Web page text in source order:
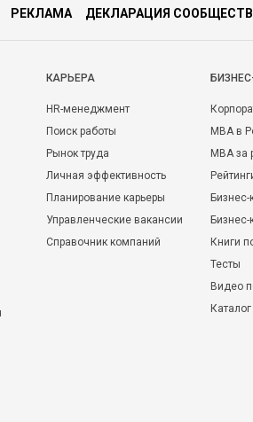
РЕКЛАМА ДЕКЛАРАЦИЯ
КАРЬЕРА
HR-менеджмент
Поиск работы
Рынок труда
Личная эффективность
Планирование карьеры
Управленческие вакансии
Справочник компаний
MBA в
MBA
Бизнес-
Книги
Тесты
Видео